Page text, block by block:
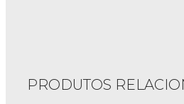
PRODUTOS